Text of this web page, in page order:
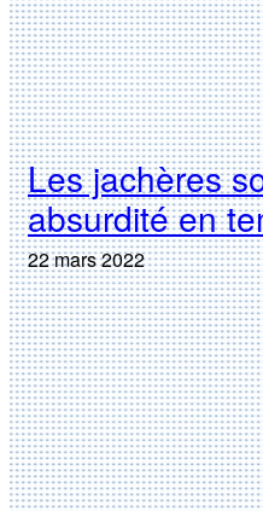
Les jachères
absurdité en
22 mars 2022